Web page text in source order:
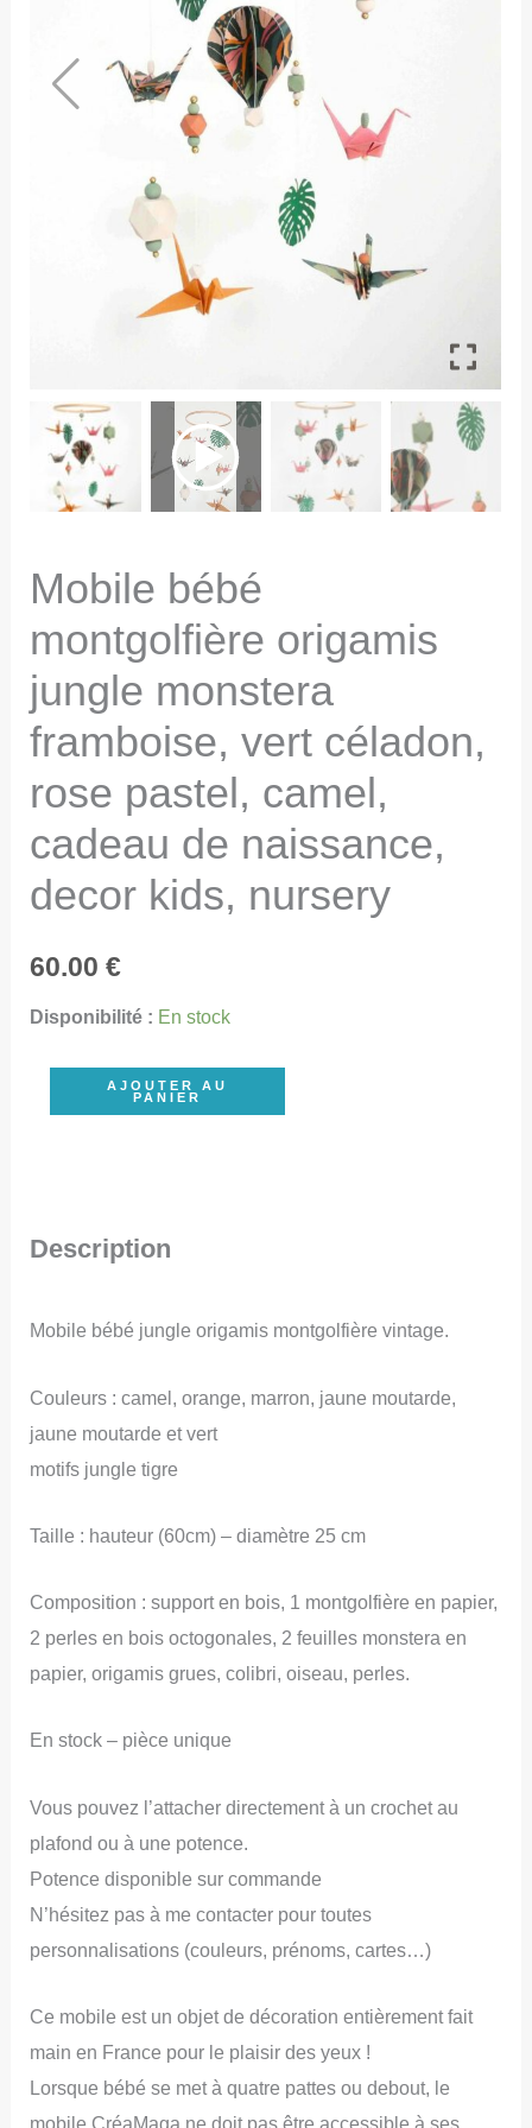
Mobile bébé
montgolfière origamis
jungle monstera
framboise, vert céladon,
rose pastel, camel,
cadeau de naissance,
decor kids, nursery
60.00€
Disponibilité : En stock
de
origamis
monstera
vert
céladon,
rose
camel,
naissance,
decor
AJOUTER AU
PANIER
Description
Mobile bébé jungle origamis montgolfière vintage.
Couleurs : camel, orange, marron, jaune moutarde,
jaune moutarde et vert
motifs jungle tigre
Taille : hauteur (60cm) – diamètre 25 cm
Composition : support en bois, 1 montgolfière en papier,
2 perles en bois octogonales, 2 feuilles monstera en
papier, origamis grues, colibri, oiseau, perles.
En stock – pièce unique
Vous pouvez l’attacher directement à un crochet au
plafond ou à une potence.
Potence disponible sur commande
N’hésitez pas à me contacter pour toutes
personnalisations (couleurs, prénoms, cartes…)
Ce mobile est un objet de décoration entièrement fait
main en France pour le plaisir des yeux !
Lorsque bébé se met à quatre pattes ou debout, le
mobile CréaMaga ne doit pas être accessible à ses